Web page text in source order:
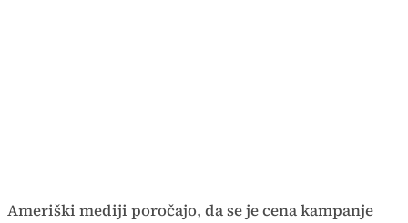
Ameriški mediji poročajo, da se je cena kampanje